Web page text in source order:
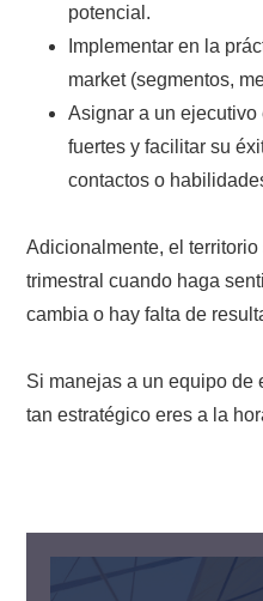
potencial.
Implementar en la
market (segmentos,
Asignar a un
fuertes y facilitar su
contactos o
Adicionalmente, el
trimestral cuando haga
cambia o hay falta de
Si manejas a un equipo de
tan estratégico eres a la